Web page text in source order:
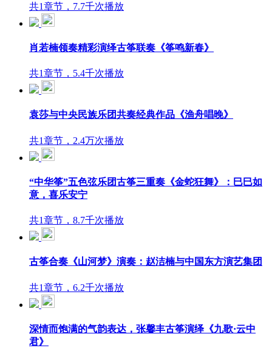
共1章节，7.7千次播放
肖若楠领奏精彩演绎古筝联奏《筝鸣新春》
共1章节，5.4千次播放
袁莎与中央民族乐团共奏经典作品《渔舟唱晚》
共1章节，2.4万次播放
“中华筝”五色弦乐团古筝三重奏《金蛇狂舞》：巳巳如
意，喜乐安宁
共1章节，8.7千次播放
古筝合奏《山河梦》演奏：赵洁楠与中国东方演艺集团
共1章节，6.2千次播放
深情而饱满的气韵表达，张馨丰古筝演绎《九歌·云中
君》